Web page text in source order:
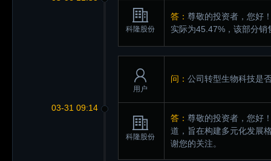
科隆股份
答： 尊敬的投资者，您好
实际为45.47%，该部分
03-31 09:14
用户
问： 公司转型生物科技是
科隆股份
答： 尊敬的投资者，您好
道，旨在构建多元化发展
谢您的关注。